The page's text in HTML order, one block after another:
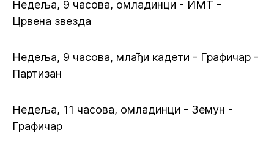
Недеља, 9 часова, омладинци - ИМТ -
Црвена звезда
Недеља, 9 часова, млађи кадети - Графичар -
Партизан
Недеља, 11 часова, омладинци - Земун -
Графичар